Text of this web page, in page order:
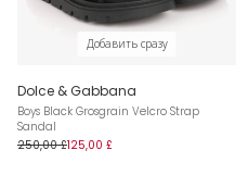
Добавить сразу
Dolce & Gabbana
Boys Black Grosgrain Velcro Strap
Sandal
250,00 £125,00 £